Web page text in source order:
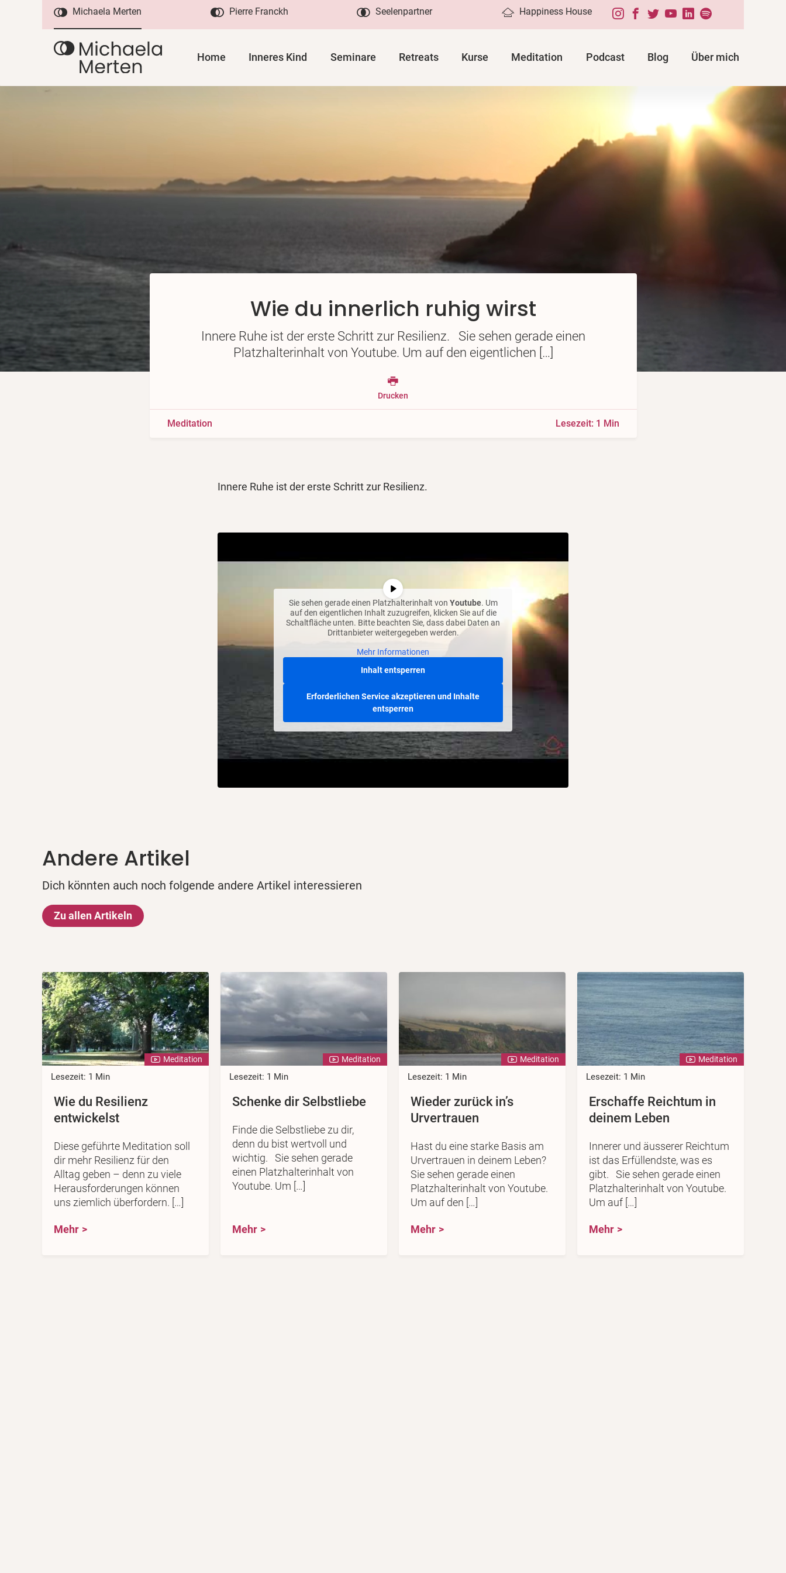
Michaela Merten Pierre Franckh Seelenpartner Happiness House
Home Inneres Kind Seminare Retreats Kurse Meditation Podcast Blog Über mich
Wie du innerlich ruhig wirst
Innere Ruhe ist der erste Schritt zur Resilienz. Sie sehen gerade einen
Platzhalterinhalt von Youtube. Um auf den eigentlichen […]
Drucken
Meditation Lesezeit: 1 Min
Innere Ruhe ist der erste Schritt zur Resilienz.
Sie sehen gerade einen Platzhalterinhalt von Youtube. Um
auf den eigentlichen Inhalt zuzugreifen, klicken Sie auf die
Schaltfläche unten. Bitte beachten Sie, dass dabei Daten an
Drittanbieter weitergegeben werden.
Mehr Informationen
Inhalt entsperren
Erforderlichen Service akzeptieren und Inhalte
entsperren
Andere Artikel
Dich könnten auch noch folgende andere Artikel interessieren
Zu allen Artikeln
Meditation
Lesezeit: 1 Min
Wie du Resilienz
entwickelst
Diese geführte Meditation soll
dir mehr Resilienz für den
Alltag geben – denn zu viele
Herausforderungen können
uns ziemlich überfordern. […]
Mehr
Meditation
Lesezeit: 1 Min
Schenke dir Selbstliebe
Finde die Selbstliebe zu dir,
denn du bist wertvoll und
wichtig. Sie sehen gerade
einen Platzhalterinhalt von
Youtube. Um […]
Mehr
Meditation
Lesezeit: 1 Min
Wieder zurück in’s
Urvertrauen
Hast du eine starke Basis am
Urvertrauen in deinem Leben?
Sie sehen gerade einen
Platzhalterinhalt von Youtube.
Um auf den […]
Mehr
Meditation
Lesezeit: 1 Min
Erschaffe Reichtum in
deinem Leben
Innerer und äusserer Reichtum
ist das Erfüllendste, was es
gibt. Sie sehen gerade einen
Platzhalterinhalt von Youtube.
Um auf […]
Mehr